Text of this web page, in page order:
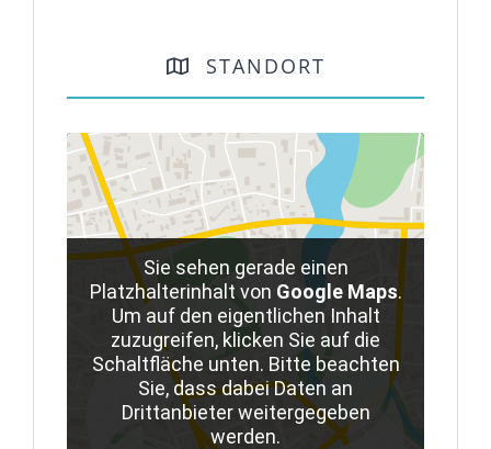
STANDORT
Sie sehen gerade einen
Platzhalterinhalt von Google Maps.
Um auf den eigentlichen Inhalt
zuzugreifen, klicken Sie auf die
Schaltfläche unten. Bitte beachten
Sie, dass dabei Daten an
Drittanbieter weitergegeben
werden.